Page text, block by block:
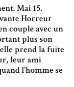
Mai 15.
Horreur
couple avec un
plus son
prend la fuite
leur ami
l’homme se